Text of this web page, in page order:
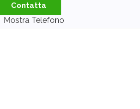
Contatta
Mostra Telefono